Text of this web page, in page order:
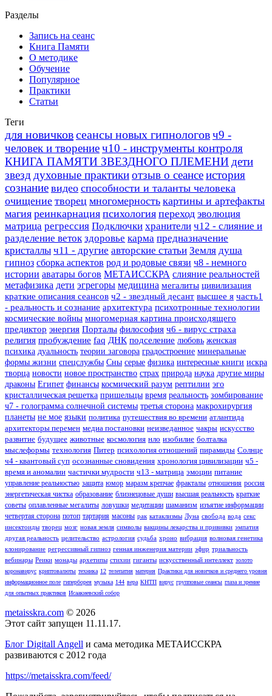
Разделы
Запись на сеанс
Книга Памяти
О методике
Обучение
Популярное
Практики
Статьи
Теги
для новичковсеансы новых гипнологовч9 -
человек и творениеч10 - инструменты контроля
КНИГА ПАМЯТИ ЗВЕЗДНОГО ПЛЕМЕНИ дети
звезд духовные практикиотзыв о сеансеистория
сознание видео способности и таланты человека
очищение творец многомерность картины и артефакты
магия реинкарнация психология переход эволюция
матрица регрессия Подключки хранители ч12 - слияние и
разделение веток здоровье карма предназначение
кристаллы ч11 - другие авторские статьи Земля душа
гипноз сборка аспектов род и родовые связи ч8 - немного
истории аватары богов МЕТАИССКРА слияние реальностей
метафизика дети эгрегоры медицина мегалиты цивилизация
краткие описания сеансов ч2 - звездный десант высшее я часть1
- реальность и сознание архитектура психотронные технологии
космические войны многомерная картина происходящего
предиктор энергия Порталы философия ч6 - вирус страха
религия пробуждение faq ДНК подселение любовь женская
психика дуальность теории заговора градостроение минеральные
формы жизни спецслужбы Сны серые физика интересные книги искра
творца новости новое пространство страх природа наука другие миры
драконы Египет финансы космический разум рептилии эго
кристаллическая решетка пришельцы время реальность зомбирование
ч7 - голограмма солнечной системы третья сторона макрохирургия
планеты не мое языки политика путешествия во времени атлантида
архитекторы перемен медиа постановки неизведанное чакры искусство
развитие будущее животные космология нло изобилие болталка
мыслеформы технология Питер психология отношений пирамиды Солнце
ч4 - квантовый суп осознанные сновидения хронология цивилизации ч5 -
время и аномалии частички мудрости ч13 - матрица эмоции питание
управление реальностью защита юмор маразм крепчае фракталы отношения россия
энергетическая чистка образование близнецовые души высшая реальность краткие
советы оплавленные мегалиты ловушки медитации шаманизм изъятие информации
четвертая сторона потоп тартария масоны рак катаклизмы Луна свобода вода секс
инсектоиды творец мозг новая земля символы вакцины лекарства и прививки эмпатия
другая реальность целительство астрология судьба хроно вибрация волновая генетика
клонирование регрессивный гипноз генная инженерия материи эфир триальность
вебинары Реики монады архетипы стихии гиганты искусственный интеллект золото
коронавирус криптовалюты техника 12 телепатия материя Практики для новичков и среднего уровня
информационное поле гиперборея музыка 144 вера КНТП вирус групповые сеансы глаза и зрение
для опытных практиков Исаакиевский собор
metaisskra.com © 2026
Этот сайт запущен 11.11.17.
Блог Digitall Angell и сама методика МЕТАИССКРА
развиваются с 2012 года
https://metaisskra.com/feed/